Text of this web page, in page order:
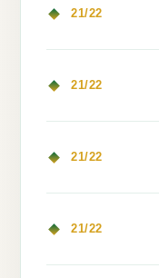
21/22
21/22
21/22
21/22